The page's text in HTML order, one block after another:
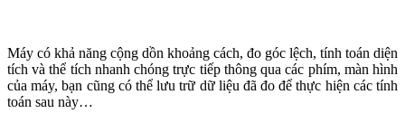
Máy có khả năng cộng dồn khoảng cách, đo góc lệch, tính toán diện
tích và thể tích nhanh chóng trực tiếp thông qua các phím, màn hình
của máy, bạn cũng có thể lưu trữ dữ liệu đã đo để thực hiện các tính
toán sau này…